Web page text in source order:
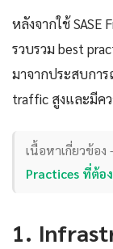
หลังจากใช้ SASE
รวบรวม best
มาจากประสบกา
traffic สูงและมีค
เนื้อหาเกี่ยวข้อง
Practices ที่ต้อ
1.